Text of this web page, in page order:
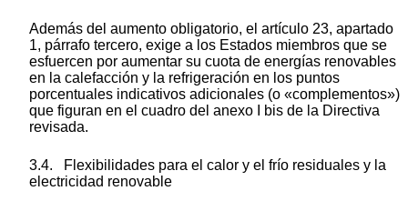
Además del aumento obligatorio, el artículo 23, apartado
1, párrafo tercero, exige a los Estados miembros que se
esfuercen por aumentar su cuota de energías renovables
en la calefacción y la refrigeración en los puntos
porcentuales indicativos adicionales (o «complementos»)
que figuran en el cuadro del anexo I
bis de la Directiva
revisada.
3.4.
Flexibilidades para el calor y el frío residuales y la
electricidad renovable